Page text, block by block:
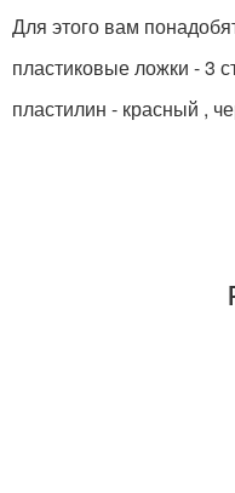
Для этого вам
пластиковые ложки - 3
пластилин - красный ,